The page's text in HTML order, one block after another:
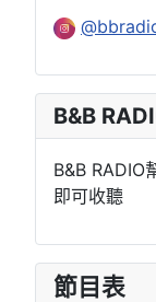
B&B
B&B RADIO
即可收聽
節目表